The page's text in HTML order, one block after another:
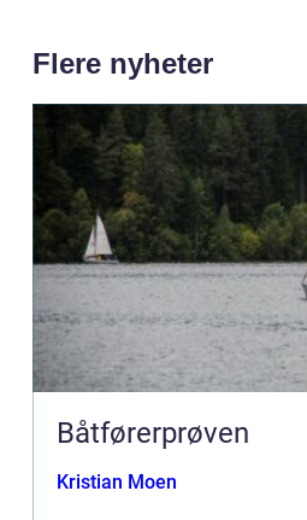
Flere nyheter
Båtførerprøven
Kristian Moen